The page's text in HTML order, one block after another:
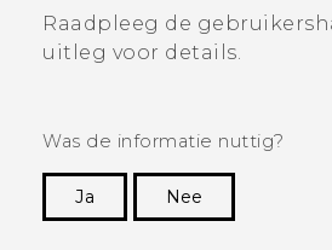
Raadpleeg de
uitleg voor details.
Was de informatie nuttig?
Ja
Nee